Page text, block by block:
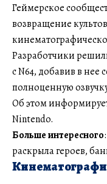
Геймерское
возвращение
Разработчики
с N64, добавив в
полноценную
Об этом
Nintendo.
Больше интересного
раскрыла героев,